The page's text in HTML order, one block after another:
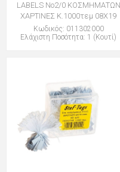
LABELS Νο2/0 ΚΟΣΜΗΜΑΤΩΝ
ΧΑΡΤΙΝΕΣ Κ.1000τεμ 08Χ19
Κωδικός: 011302000
Ελάχιστη Ποσότητα: 1 (Κουτί)